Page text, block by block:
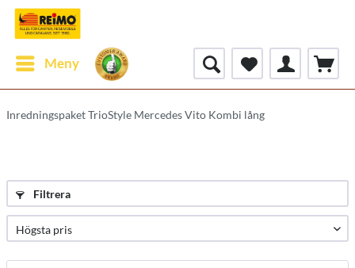
Meny
Inredningspaket TrioStyle Mercedes Vito Kombi lång
Filtrera